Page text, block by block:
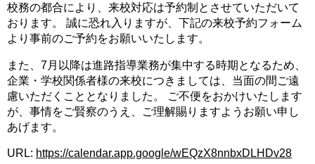
校務の都合により、来校対応は予約制とさせていただいて
おります。 誠に恐れ入りますが、下記の来校予約フォーム
より事前のご予約をお願いいたします。
また、7月以降は進路指導業務が集中する時期となるため、
企業・学校関係者様の来校につきましては、当面の間ご遠
慮いただくこととなりました。 ご不便をおかけいたします
が、事情をご賢察のうえ、ご理解賜りますようお願い申し
あげます。
URL: https://calendar.app.google/wEQzX8nnbxDLHDv28